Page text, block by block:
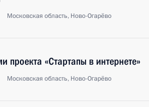
Московская область, Ново-Огарёво
проекта «Стартапы в интернете»
Московская область, Ново-Огарёво